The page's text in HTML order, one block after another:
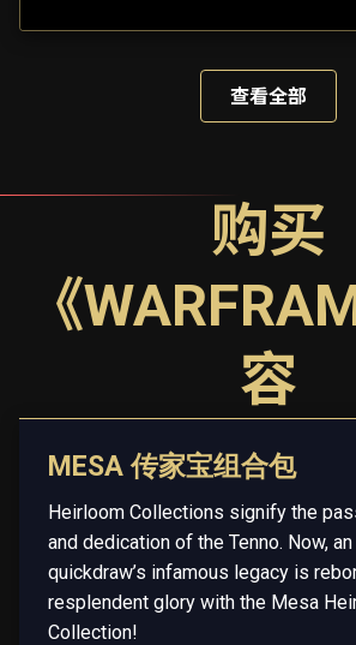
查看全部
购买
《
容
MESA 传家宝组合包
Heirloom Collections signify the
and dedication of the Tenno. Now,
quickdraw’s infamous legacy is
resplendent glory with the Mesa
Collection!